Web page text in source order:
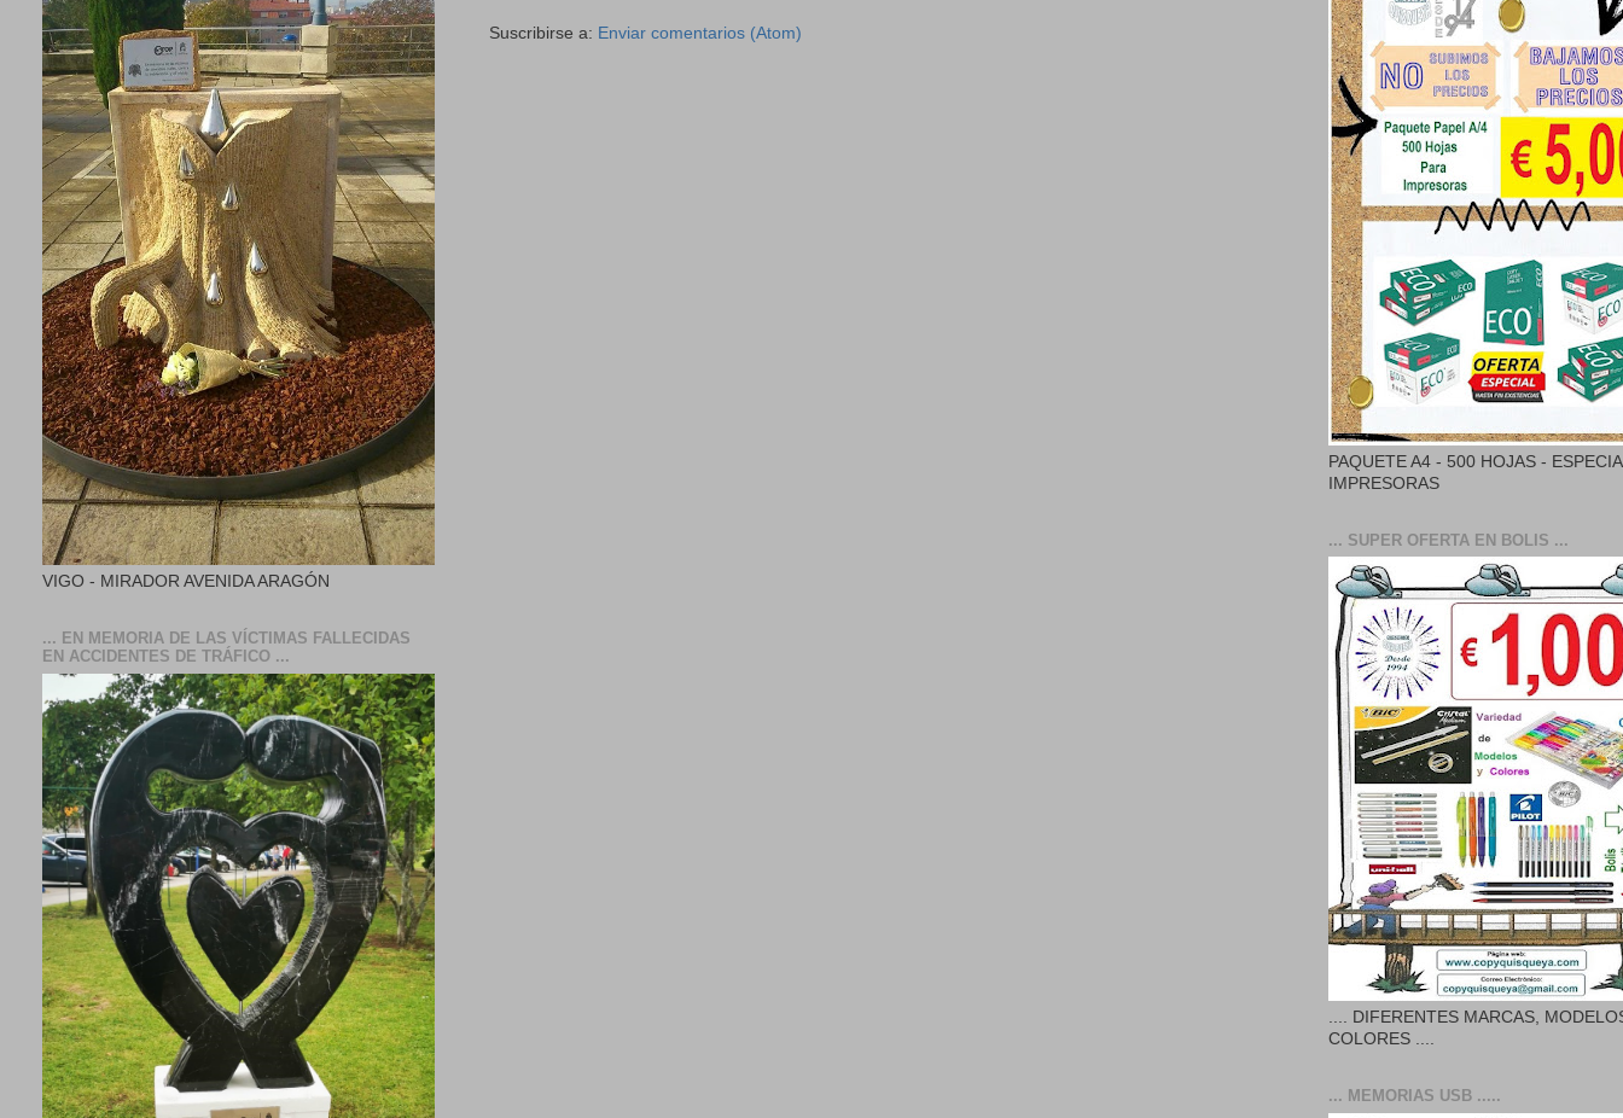
Suscribirse a: Enviar comentarios (Atom)
VIGO - MIRADOR AVENIDA ARAGÓN
... EN MEMORIA DE LAS VÍCTIMAS FALLECIDAS
EN ACCIDENTES DE TRÁFICO ...
PAQUETE A4 - 500 HOJAS -
IMPRESORAS
... SUPER OFERTA EN BOLIS ...
.... DIFERENTES MARCAS,
COLORES ....
... MEMORIAS USB .....